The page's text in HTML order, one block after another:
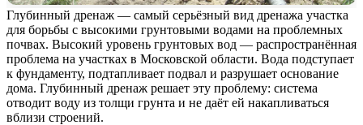
Глубинный дренаж — самый серьёзный вид дренажа участка
для борьбы с высокими грунтовыми водами на проблемных
почвах. Высокий уровень грунтовых вод — распространённая
проблема на участках в Московской области. Вода подступает
к фундаменту, подтапливает подвал и разрушает основание
дома. Глубинный дренаж решает эту проблему: система
отводит воду из толщи грунта и не даёт ей накапливаться
вблизи строений.